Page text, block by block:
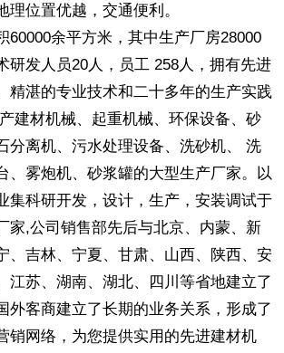
理位置优越，交通便利。
余平方米，其中生产厂房28000
研发人员20人，员工 258人，拥有先进
精湛的专业技术和二十多年的生产实践
建材机械、起重机械、环保设备、砂
分离机、污水处理设备、洗砂机、 洗
、雾炮机、砂浆罐的大型生产厂家。以
集科研开发，设计，生产，安装调试于
家,公司销售部先后与北京、内蒙、新
、吉林、宁夏、甘肃、山西、陕西、安
江苏、湖南、湖北、四川等省地建立了
外客商建立了长期的业务关系，形成了
销网络，为您提供实用的先进建材机